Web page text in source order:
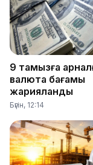
9 тамызға
валюта бағамы
жарияланды
Бүгін, 12:14